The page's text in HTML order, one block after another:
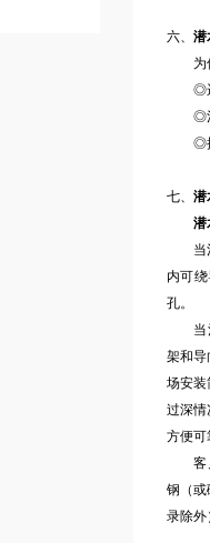
六、 潜
为保
◎运
◎池
◎搅
七、 潜
潜
当池
内可
孔。
当池
架和导
场安
过深
方便可
客户
钢（
录除